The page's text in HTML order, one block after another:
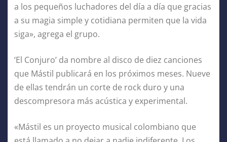
a los pequeños luchadores del día a día que gracias
a su magia simple y cotidiana permiten que la vida
siga», agrega el grupo.
‘El Conjuro’ da nombre al disco de diez canciones
que Mástil publicará en los próximos meses. Nueve
de ellas tendrán un corte de rock duro y una
descompresora más acústica y experimental.
«Mástil es un proyecto musical colombiano que